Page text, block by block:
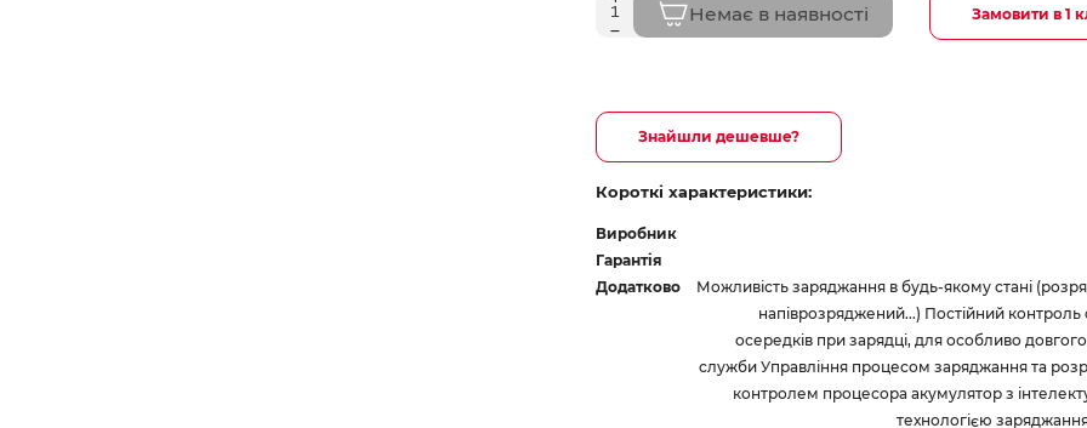
Немає в наявності Замовити в 1
Знайшли дешевше?
Короткі характеристики:
Виробник
Гарантія
Додатково
Можливість заряджання в будь-якому стані
напіврозряджений...) Постійний
осередків при зарядці, для особливо
служби Управління процесом заряджання та
контролем процесора акумулятор з
технологією